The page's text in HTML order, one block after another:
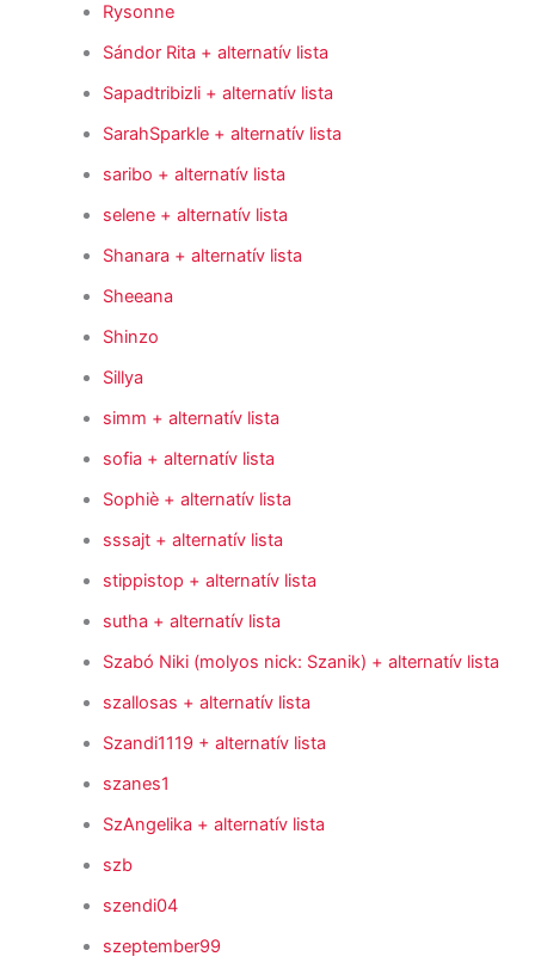
Rysonne
Sándor Rita + alternatív lista
Sapadtribizli + alternatív lista
SarahSparkle + alternatív lista
saribo + alternatív lista
selene + alternatív lista
Shanara + alternatív lista
Sheeana
Shinzo
Sillya
simm + alternatív lista
sofia + alternatív lista
Sophiè + alternatív lista
sssajt + alternatív lista
stippistop + alternatív lista
sutha + alternatív lista
Szabó Niki (molyos nick: Szanik) + alternatív lista
szallosas + alternatív lista
Szandi1119 + alternatív lista
szanes1
SzAngelika + alternatív lista
szb
szendi04
szeptember99